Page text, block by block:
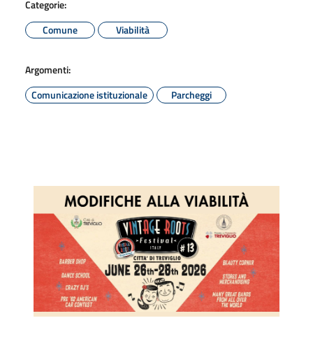
Categorie:
Comune
Viabilità
Argomenti:
Comunicazione istituzionale
Parcheggi